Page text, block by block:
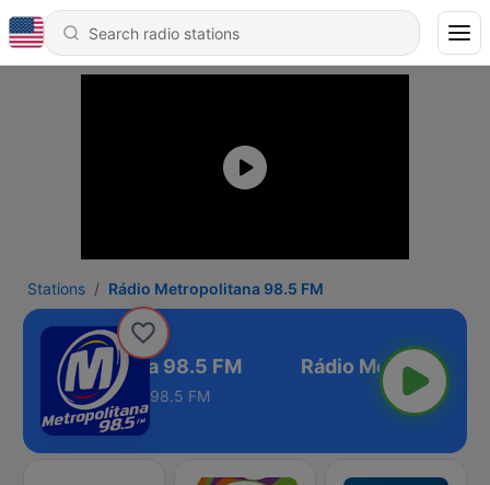
Stations Rádio Metropolitana 98.5 FM
Metropolitana 98.5 FM
98.5 FM